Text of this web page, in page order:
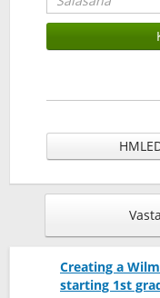
Creating a
starting 1st